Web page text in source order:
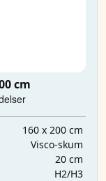
cm
160 x 200 cm
Visco-skum
20 cm
H2/H3